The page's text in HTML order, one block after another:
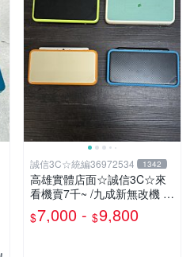
誠信3C☆統編36972534 1342
高雄實體店面☆誠信3C☆來
看機賣7千~ /九成新無改機 任
天堂 原廠 new 2DS LL 主機
可玩3DS DS 遊戲
$7,000 - $9,800